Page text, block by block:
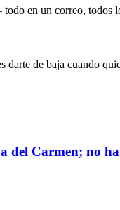
en un correo, todos
darte de baja cuando
del Carmen; no